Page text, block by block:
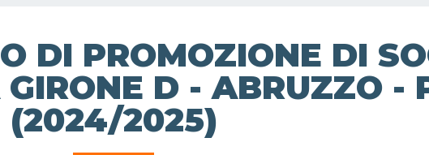
DI PROMOZIONE DI
D - ABRUZZO -
(2024/2025)